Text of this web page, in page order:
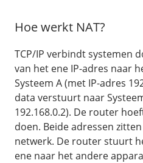
Hoe werkt NAT?
TCP/IP verbindt systemen
van het ene IP-adres naar
Systeem A (met IP-adres
data verstuurt naar
192.168.0.2). De router
doen. Beide adressen
netwerk. De router stuurt
ene naar het andere